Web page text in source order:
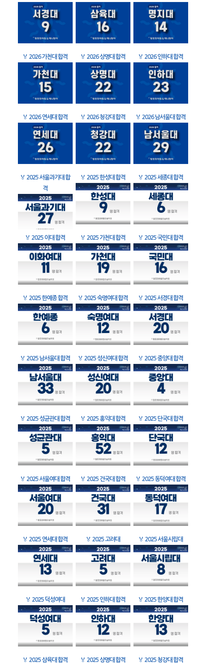
🏅 2026 가천대 합격 🏅 2026 상명대 합격 🏅 2026 인하대 합격
🏅 2026 연세대 합격 🏅 2026 청강대 합격 🏅 2026 남서울대 합격
🏅 2025 서울과기대 합
격
🏅 2025 한성대 합격 🏅 2025 세종대 합격
🏅 2025 이대 합격 🏅 2025 가천대 합격 🏅 2025 국민대 합격
🏅 2025 한예종 합격 🏅 2025 숙명여대 합격 🏅 2025 서경대 합격
🏅 2025 남서울대 합격 🏅 2025 성신여대 합격 🏅 2025 중앙대 합격
🏅 2025 성균관대 합격 🏅 2025 홍익대 합격 🏅 2025 단국대 합격
🏅 2025 서울여대 합격 🏅 2025 건국대 합격 🏅 2025 동덕여대 합격
🏅 2025 연세대 합격 🏅 2025 고려대 🏅 2025 서울시립대
🏅 2025 덕성여대 🏅 2025 인하대 합격 🏅 2025 한양대 합격
🏅 2025 삼육대 합격 🏅 2025 상명대 합격 🏅 2025 청강대 합격